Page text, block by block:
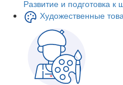
Развитие и подготовка к
Художественные